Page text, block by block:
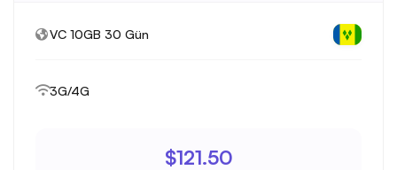
VC 10GB 30 Gün
3G/4G
$121.50